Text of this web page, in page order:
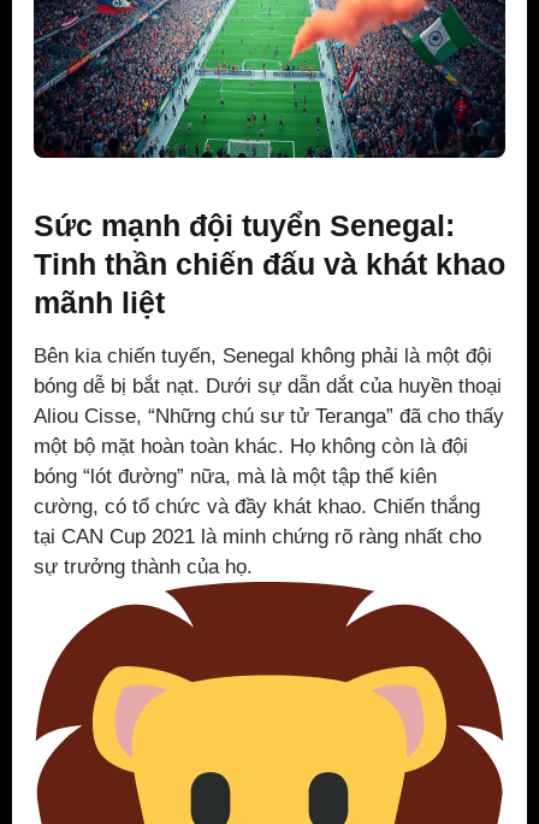
Sức mạnh đội tuyển Senegal:
Tinh thần chiến đấu và khát khao
mãnh liệt
Bên kia chiến tuyến, Senegal không phải là một đội
bóng dễ bị bắt nạt. Dưới sự dẫn dắt của huyền thoại
Aliou Cisse, “Những chú sư tử Teranga” đã cho thấy
một bộ mặt hoàn toàn khác. Họ không còn là đội
bóng “lót đường” nữa, mà là một tập thể kiên
cường, có tổ chức và đầy khát khao. Chiến thắng
tại CAN Cup 2021 là minh chứng rõ ràng nhất cho
sự trưởng thành của họ.